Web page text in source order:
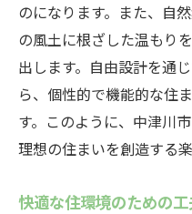
のになります。また、自
の風土に根ざした温もり
出します。自由設計を通
ら、個性的で機能的な住
す。このように、中津川
理想の住まいを創造する
快適な住環境のための